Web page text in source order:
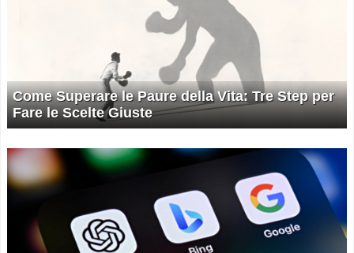
Come Superare le Paure della Vita: Tre Step per
Fare le Scelte Giuste